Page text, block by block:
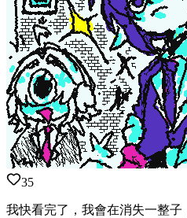
35
我快看完了，我會在消失一整